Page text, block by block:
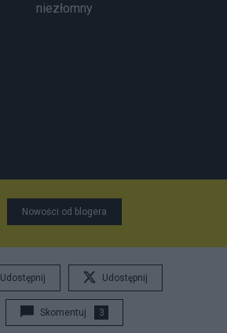
niezłomny
Nowości od blogera
Udostępnij Udostępnij
Skomentuj 3